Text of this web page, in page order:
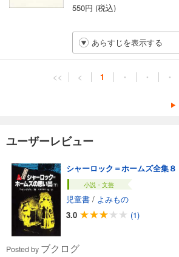
550円 (税込)
あらすじを表示する
<< < 1 ・ ・ ・
ユーザーレビュー
小説・文芸
児童書 / よみもの
3.0
(1)
Posted by ブクログ